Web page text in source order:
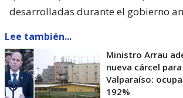
desarrolladas durante el gobierno
Lee también...
Ministro Arrau
nueva cárcel
Valparaíso:
192%